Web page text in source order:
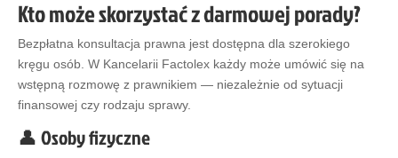
Kto może skorzystać z darmowej porady?
Bezpłatna konsultacja prawna jest dostępna dla szerokiego
kręgu osób. W Kancelarii Factolex każdy może umówić się na
wstępną rozmowę z prawnikiem — niezależnie od sytuacji
finansowej czy rodzaju sprawy.
👤 Osoby fizyczne